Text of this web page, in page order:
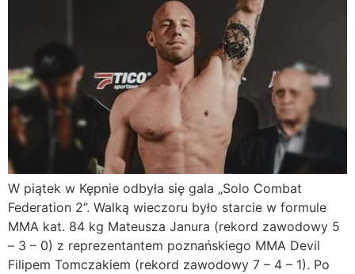
W piątek w Kępnie odbyła się gala „Solo Combat
Federation 2”. Walką wieczoru było starcie w formule
MMA kat. 84 kg Mateusza Janura (rekord zawodowy 5
– 3 – 0) z reprezentantem poznańskiego MMA Devil
Filipem Tomczakiem (rekord zawodowy 7 – 4 – 1). Po